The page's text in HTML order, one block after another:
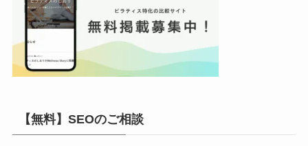
【無料】SEOのご相談